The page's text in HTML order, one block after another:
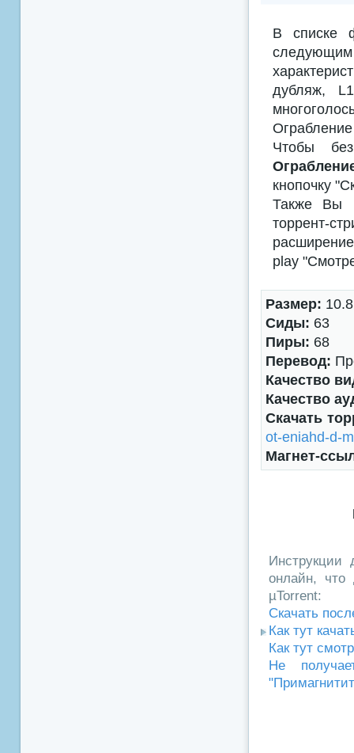
В списке
дубляж,
Чтобы
кнопочку
Также Вы
торрент-
play
Размер:
Сиды: 63
Пиры: 68
Перевод:
Качество
Качество
Скачать
ot-eniahd-d-
Магнет-
Инструкции
онлайн, что
µTorrent:
Скачать
Как тут
Как тут
Не